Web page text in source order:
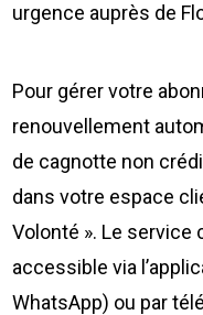
urgence auprès de
Pour gérer votre
renouvellement
de cagnotte non
dans votre espace
Volonté ». Le
accessible via
WhatsApp) ou par